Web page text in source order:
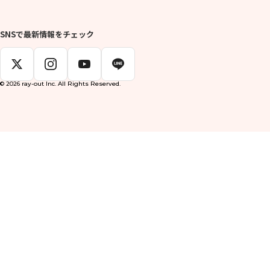
SNSで最新情報をチェック
© 2026 ray-out Inc. All Rights Reserved.